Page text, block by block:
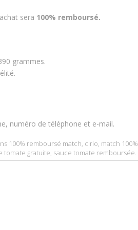
sera 100% remboursé.
grammes.
numéro de téléphone et e-mail.
100% remboursé match, cirio, match 100%
tomate gratuite, sauce tomate remboursée.